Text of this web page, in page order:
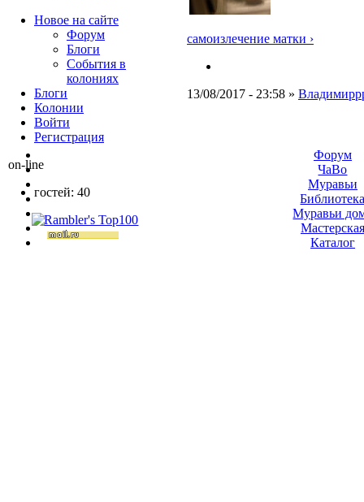
самоизлечение матки ›
13/08/2017 - 23:58 »
Новое на сайте
Форум
Блоги
События в
колониях
Блоги
Колонии
Войти
Peгиcтpaция
on-line
гостей: 40
Форум
ЧаВо
Муравьи
Муравьи
Мастерская
Каталог